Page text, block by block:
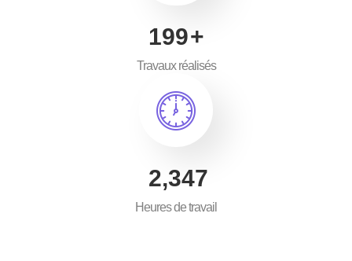
300+
Travaux réalisés
3,500
Heures de travail